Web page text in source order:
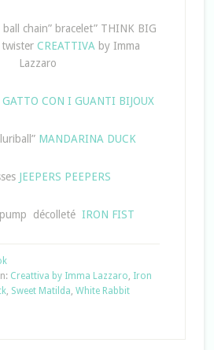
chain” bracelet” THINK BIG
twister CREATTIVA by Imma
Lazzaro
CON I GUANTI BIJOUX
MANDARINA DUCK
JEEPERS PEEPERS
décolleté IRON FIST
Creattiva by Imma Lazzaro Iron
, Sweet Matilda White Rabbit